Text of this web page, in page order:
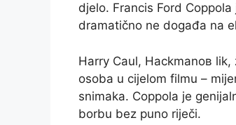
djelo. Francis Ford
dramatično ne događa na
Harry Caul, Hackmanов
osoba u cijelom filmu –
snimaka. Coppola je
borbu bez puno riječi.